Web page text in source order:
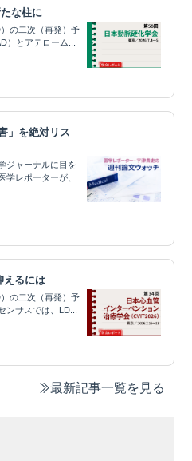
な柱に
の二次（再発）予
）とアテローム...
」を絶対リス
ジャーナルに目を
学レポーターが、
えるには
の二次（再発）予
ンサスでは、LD...
最新記事一覧を見る